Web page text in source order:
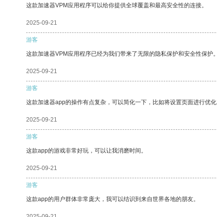
这款加速器VPM应用程序可以给你提供全球覆盖和最高安全性的连接。
2025-09-21
游客
这款加速器VPM应用程序已经为我们带来了无限的隐私保护和安全性保护
2025-09-21
游客
这款加速器app的操作有点复杂，可以简化一下，比如将设置页面进行优
2025-09-21
游客
这款app的游戏非常好玩，可以让我消磨时间。
2025-09-21
游客
这款app的用户群体非常庞大，我可以结识到来自世界各地的朋友。